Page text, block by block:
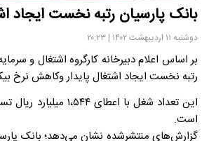
بانک پارسیان رتبه نخست ایجاد
دوشنبه ۱۱ اردیبهشت ۱۴۰۲ | ۲۰:۲۳
رتبه نخست ایجاد اشتغال پایدار وکاهش نرخ
است.